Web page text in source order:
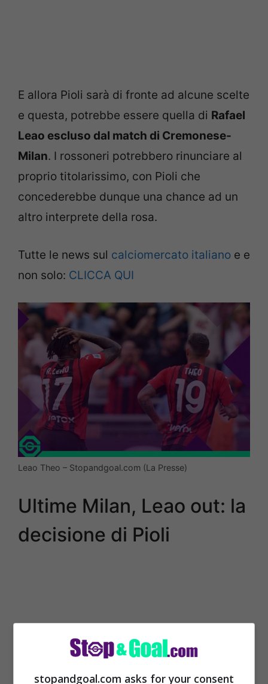
E allora Pioli sarà di fronte ad alcune scelte
e questa, potrebbe essere quella di Rafael
Leao escluso dal match di Cremonese-
Milan. I rossoneri potrebbero rinunciare al
proprio titolarissimo, con Pioli che
concederebbe dunque una chance ad un
altro interprete della rosa.
Tutte le news sul calciomercato italiano e e
non solo: CLICCA QUI
Leao Theo – Stopandgoal.com (La Presse)
Ultime Milan, Leao out: la
decisione di Pioli
stopandgoal.com asks for your consent